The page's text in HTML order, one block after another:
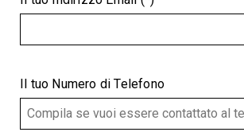
Il tuo Numero di Telefono